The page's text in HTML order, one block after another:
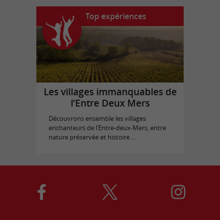
Top expériences
Les villages immanquables de
l’Entre Deux Mers
Découvrons ensemble les villages
enchanteurs de l’Entre-deux-Mers, entre
nature préservée et histoire ...